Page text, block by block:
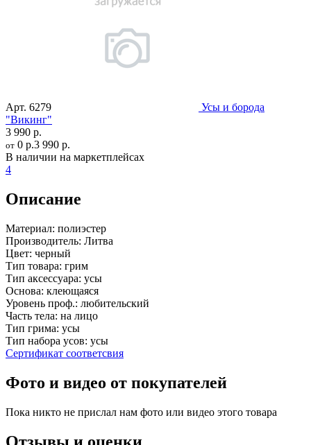
Арт. 6279
Усы и борода
"Викинг"
3 990 р.
от 0 р.3 990 р.
В наличии на маркетплейсах
4
Описание
Материал: полиэстер
Производитель: Литва
Цвет: черный
Тип товара: грим
Тип аксессуара: усы
Основа: клеющаяся
Уровень проф.: любительский
Часть тела: на лицо
Тип грима: усы
Тип набора усов: усы
Сертификат соответсвия
Фото и видео от покупателей
Пока никто не прислал нам фото или видео этого товара